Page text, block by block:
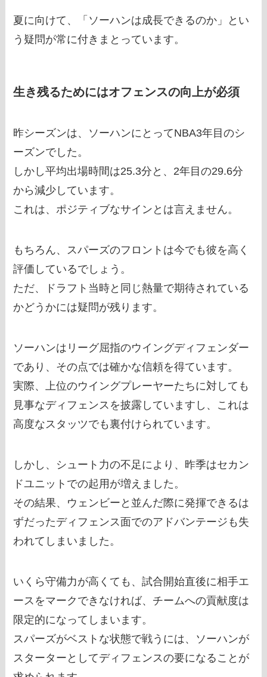
夏に向けて、「ソーハンは成長できるのか」とい
う疑問が常に付きまとっています。
生き残るためにはオフェンスの向上が必須
昨シーズンは、ソーハンにとってNBA3年目のシ
ーズンでした。
しかし平均出場時間は25.3分と、2年目の29.6分
から減少しています。
これは、ポジティブなサインとは言えません。
もちろん、スパーズのフロントは今でも彼を高く
評価しているでしょう。
ただ、ドラフト当時と同じ熱量で期待されている
かどうかには疑問が残ります。
ソーハンはリーグ屈指のウイングディフェンダー
であり、その点では確かな信頼を得ています。
実際、上位のウイングプレーヤーたちに対しても
見事なディフェンスを披露していますし、これは
高度なスタッツでも裏付けられています。
しかし、シュート力の不足により、昨季はセカン
ドユニットでの起用が増えました。
その結果、ウェンビーと並んだ際に発揮できるは
ずだったディフェンス面でのアドバンテージも失
われてしまいました。
いくら守備力が高くても、試合開始直後に相手エ
ースをマークできなければ、チームへの貢献度は
限定的になってしまいます。
スパーズがベストな状態で戦うには、ソーハンが
スターターとしてディフェンスの要になることが